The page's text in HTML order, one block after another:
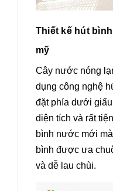
Thiết kế hút
mỹ
Cây nước nóng
dụng công nghệ
đặt phía dưới
diện tích và rất
bình nước mới
bình được ưa
và dễ lau chùi.